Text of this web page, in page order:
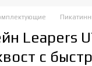
Leapers
с